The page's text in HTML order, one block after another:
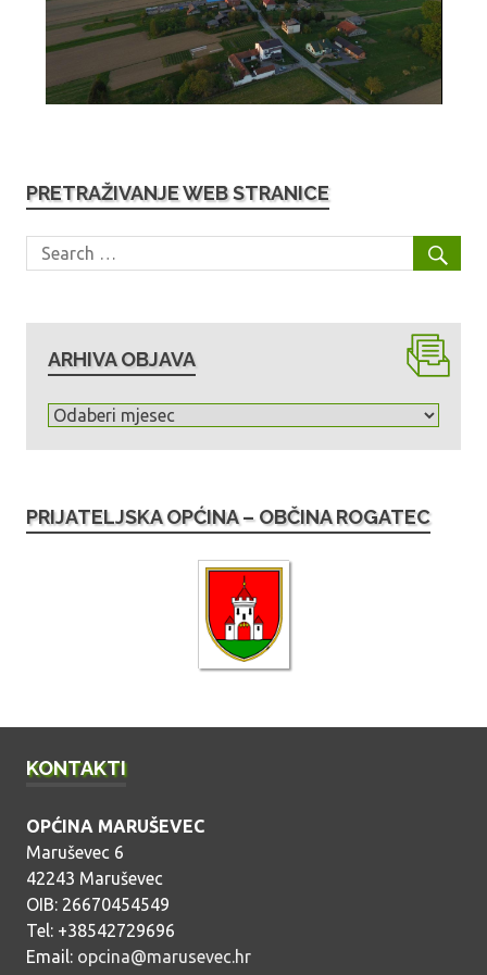
PRETRAŽIVANJE WEB STRANICE
ARHIVA OBJAVA
A
v
PRIJATELJSKA OPĆINA – OBČINA ROGATEC
KONTAKTI
OPĆINA MARUŠEVEC
Maruševec 6
42243 Maruševec
OIB: 26670454549
Tel: +38542729696
Email: opcina@marusevec.hr